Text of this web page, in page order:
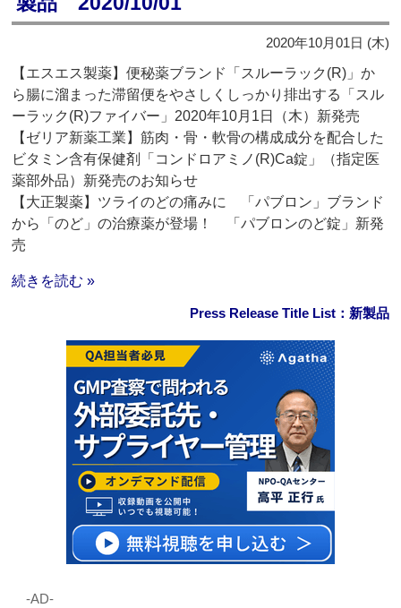
2020年10月01日 (木)
【エスエス製薬】便秘薬ブランド「スルーラック(R)」か
ら腸に溜まった滞留便をやさしくしっかり排出する「スル
ーラック(R)ファイバー」2020年10月1日（木）新発売
【ゼリア新薬工業】筋肉・骨・軟骨の構成成分を配合した
ビタミン含有保健剤「コンドロアミノ(R)Ca錠」（指定医
薬部外品）新発売のお知らせ
【大正製薬】ツライのどの痛みに 「パブロン」ブランド
から「のど」の治療薬が登場！ 「パブロンのど錠」新発
売
続きを読む »
Press Release Title List：新製品
‐AD‐